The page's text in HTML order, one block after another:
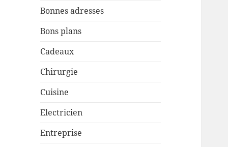
Bonnes adresses
Bons plans
Cadeaux
Chirurgie
Cuisine
Electricien
Entreprise